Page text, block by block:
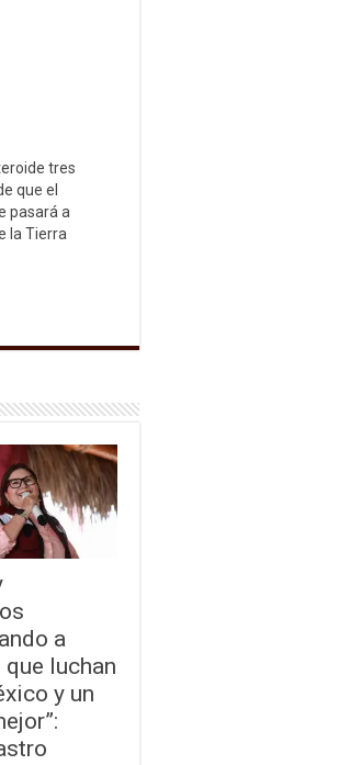
tres
que el
pasará a
la Tierra
a
luchan
y un